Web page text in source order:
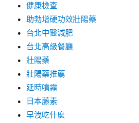
健康檢查
助勃增硬功效壯陽藥
台北中醫減肥
台北高級餐廳
壯陽藥
壯陽藥推薦
延時噴霧
日本藤素
早洩吃什麼